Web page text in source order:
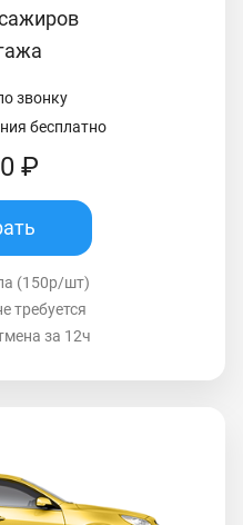
звонку
бесплатно
₽
(150р/шт)
требуется
за 12ч